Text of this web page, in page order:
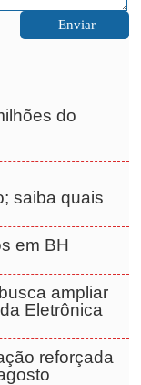
do
saiba quais
em BH
ampliar
Eletrônica
reforçada